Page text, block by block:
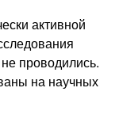
активной
проводились.
на научных